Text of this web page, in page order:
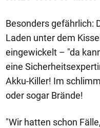
Besonders gefährlich:
Laden unter dem
eingewickelt – "da
eine
Akku-Killer! Im
oder sogar Brände!
"Wir hatten schon